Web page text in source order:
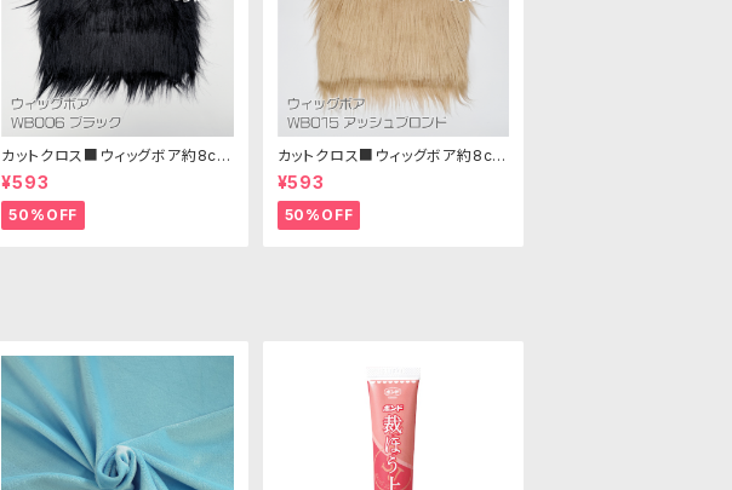
カットクロス■ウィッグボア約8cm
(ブラック)WB006ボア生地 25cm
× 45cm
¥593
50%OFF
カットクロス■ウィッグボア約8cm
(アッシュブロンド)WB015 ボア生
地 25cm × 45cm
¥593
50%OFF